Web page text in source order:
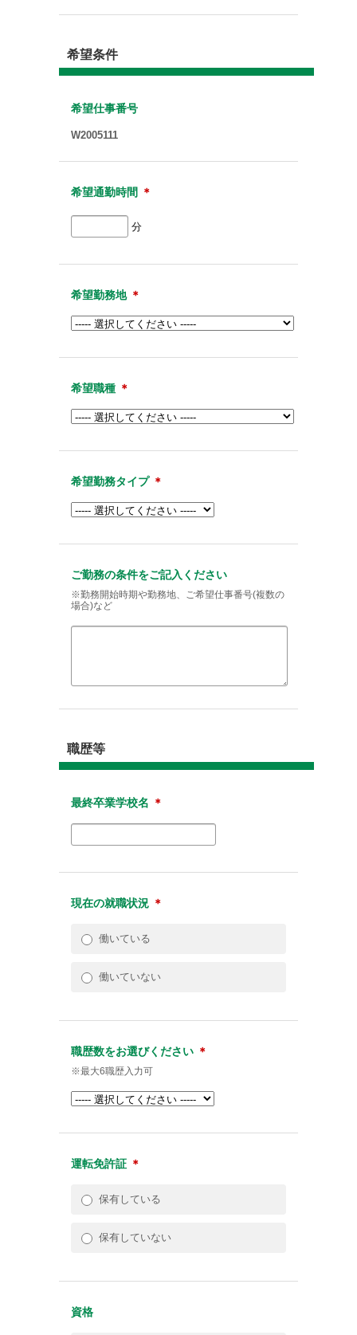
希望条件
希望仕事番号
W2005111
希望通勤時間 ＊
分
希望勤務地 ＊
希望職種 ＊
希望勤務タイプ ＊
ご勤務の条件をご記入ください
※勤務開始時期や勤務地、ご希望仕事番号(複数の
場合)など
職歴等
最終卒業学校名 ＊
現在の就職状況 ＊
働いている
働いていない
職歴数をお選びください ＊
※最大6職歴入力可
運転免許証 ＊
保有している
保有していない
資格